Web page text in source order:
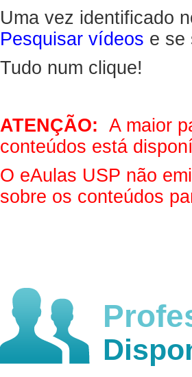
Uma vez identificado
Pesquisar vídeos e se
Tudo num clique!
ATENÇÃO: A maior
conteúdos está
O eAulas USP não
sobre os conteúdos